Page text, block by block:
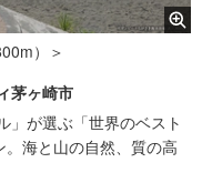
）＞
茅ヶ崎市
」が選ぶ「世界のベスト
海と山の自然、質の高